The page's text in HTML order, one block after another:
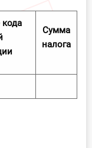
Сумма
налога